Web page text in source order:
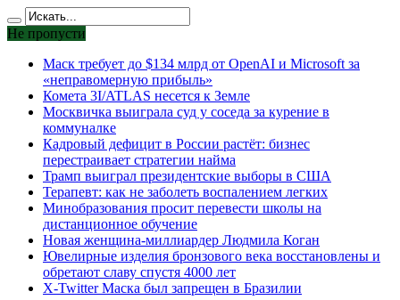
Не пропусти
Маск требует до $134 млрд от OpenAI и Microsoft за
«неправомерную прибыль»
Комета 3I/ATLAS несется к Земле
Москвичка выиграла суд у соседа за курение в
коммуналке
Кадровый дефицит в России растёт: бизнес
перестраивает стратегии найма
Трамп выиграл президентские выборы в США
Терапевт: как не заболеть воспалением легких
Минобразования просит перевести школы на
дистанционное обучение
Новая женщина-миллиардер Людмила Коган
Ювелирные изделия бронзового века восстановлены и
обретают славу спустя 4000 лет
X-Twitter Маска был запрещен в Бразилии